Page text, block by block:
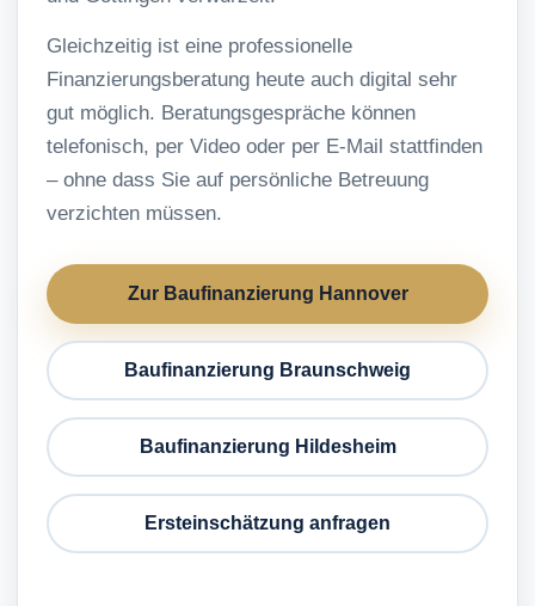
Gleichzeitig ist eine professionelle
Finanzierungsberatung heute auch digital sehr
gut möglich. Beratungsgespräche können
telefonisch, per Video oder per E-Mail stattfinden
– ohne dass Sie auf persönliche Betreuung
verzichten müssen.
Zur Baufinanzierung Hannover
Baufinanzierung Braunschweig
Baufinanzierung Hildesheim
Ersteinschätzung anfragen